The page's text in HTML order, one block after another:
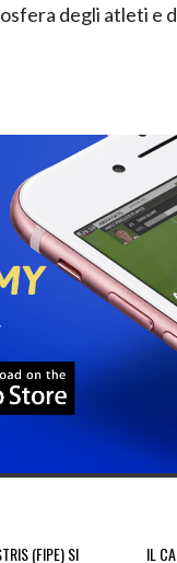
degli atleti e
(FIPE) SI
IL